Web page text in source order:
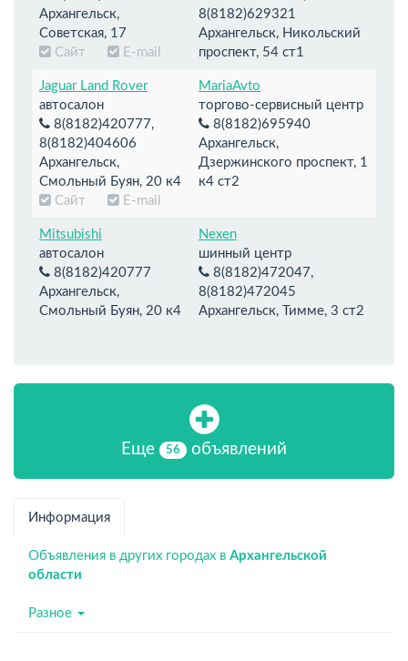
Архангельск,
Советская, 17
Сайт
E-mail
8(8182)629321
Архангельск, Никольский
проспект, 54 ст1
Jaguar Land Rover
автосалон
8(8182)420777,
8(8182)404606
Архангельск,
Смольный Буян, 20 к4
Сайт
E-mail
MariaAvto
торгово-сервисный центр
8(8182)695940
Архангельск,
Дзержинского проспект, 1
к4 ст2
Mitsubishi
автосалон
8(8182)420777
Архангельск,
Смольный Буян, 20 к4
Nexen
шинный центр
8(8182)472047,
8(8182)472045
Архангельск, Тимме, 3 ст2
Еще 56 объявлений
Информация
Объявления в других городах в Архангельской
области
Разное